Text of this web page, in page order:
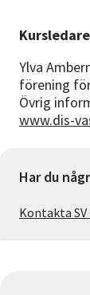
Kursledare
Ylva
förening
Övrig
www.dis-
Har du
Kontakta